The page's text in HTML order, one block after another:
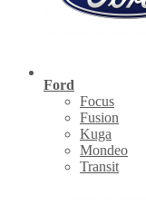
Ford
Focus
Fusion
Kuga
Mondeo
Transit